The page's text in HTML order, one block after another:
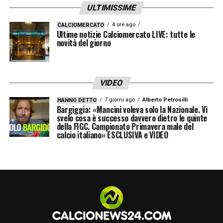
Resta però un aspetto da sistemare: il
rendimento in trasferta. Se l’Atalantadi
Gasperini compensava le difficoltà interne
versione di Palladino ha mostrato fragilità
esterne, evidenziate dalle sconfitte contro
Verona in campionato e PSG in Champions
League. Ora, le ultime due partite dell’anno
fondamentali per capire se la Dea ha davvero
ULTIMISSIME
CALCIOMERCATO 4 ore ago
Ultime notizie Calciomercato LIVE: tutte le
novità del giorno
VIDEO
HANNO DETTO 7 giorni ago Alberto Petrosilli
Bargiggia: «Mancini voleva solo la Nazionale. Vi
svelo cosa è successo davvero dietro le quinte
della FIGC. Campionato Primavera male del
calcio italiano» ESCLUSIVA e VIDEO